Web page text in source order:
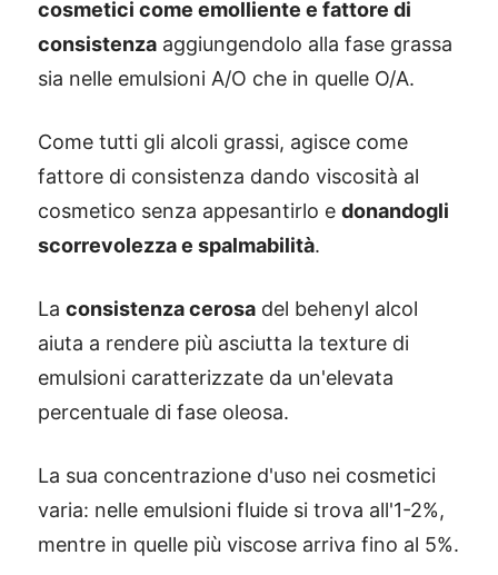
cosmetici come emolliente e fattore di
consistenza aggiungendolo alla fase grassa
sia nelle emulsioni A/O che in quelle O/A.
Come tutti gli alcoli grassi, agisce come
fattore di consistenza dando viscosità al
cosmetico senza appesantirlo e donandogli
scorrevolezza e spalmabilità.
La consistenza cerosa del behenyl alcol
aiuta a rendere più asciutta la texture di
emulsioni caratterizzate da un'elevata
percentuale di fase oleosa.
La sua concentrazione d'uso nei cosmetici
varia: nelle emulsioni fluide si trova all'1-2%,
mentre in quelle più viscose arriva fino al 5%.